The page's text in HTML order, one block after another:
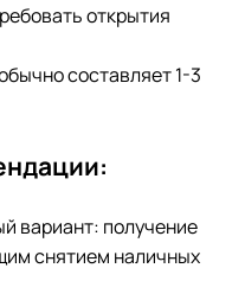
открытия
составляет 1-3
вариант: получение
снятием наличных